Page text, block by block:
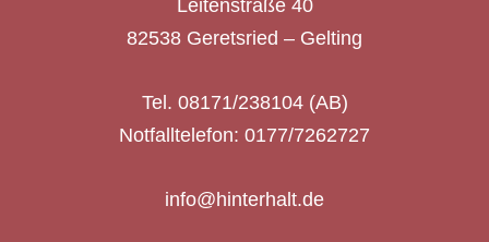
Leitenstraße 40
82538 Geretsried – Gelting
Tel. 08171/238104 (AB)
Notfalltelefon: 0177/7262727
info@hinterhalt.de